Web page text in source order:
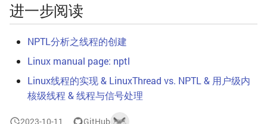
进一步阅读
NPTL分析之线程的创建
Linux manual page: nptl
Linux线程的实现 & LinuxThread vs. NPTL & 用户级内
核级线程 & 线程与信号处理
2023-10-11 GitHub